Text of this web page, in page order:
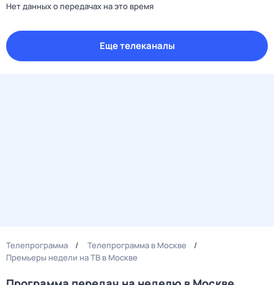
Нет данных о передачах на это время
Еще телеканалы
Телепрограмма
Телепрограмма в Москве
Премьеры недели на ТВ в Москве